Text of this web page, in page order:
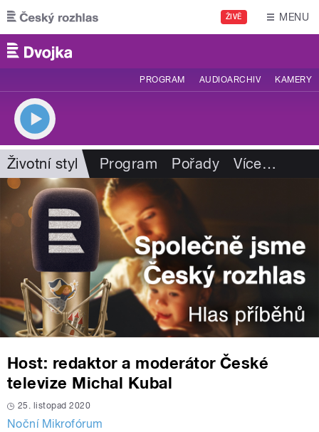
Přejít k hlavnímu obsahu
ŽIVĚ MENU
PROGRAM AUDIOARCHIV KAMERY
Životní styl Program Pořady Více…
Host: redaktor a moderátor České
televize Michal Kubal
25. listopad 2020
Noční Mikrofórum